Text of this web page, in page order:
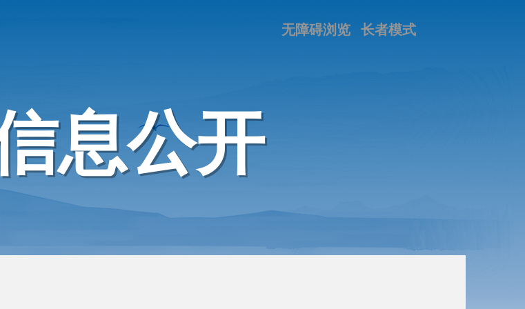
长者模式
无障碍浏览
息公开